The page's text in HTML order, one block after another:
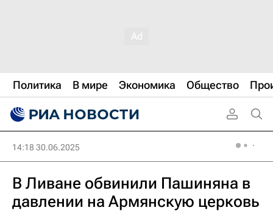
Политика В мире Экономика Общество
14:18 30.06.2025
В Ливане обвинили Пашиняна в
давлении на Армянскую церковь